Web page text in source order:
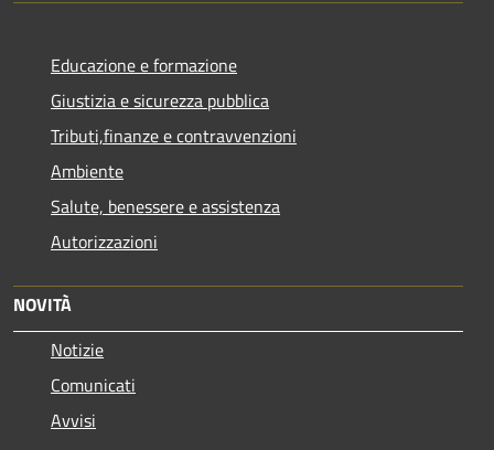
Educazione e formazione
Giustizia e sicurezza pubblica
Tributi,finanze e contravvenzioni
Ambiente
Salute, benessere e assistenza
Autorizzazioni
NOVITÀ
Notizie
Comunicati
Avvisi